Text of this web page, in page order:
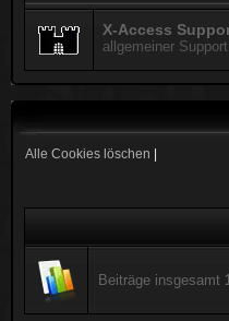
X-Access
allgemeiner
Alle Cookies löschen
Beiträge insgesamt